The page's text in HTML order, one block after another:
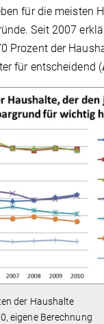
für die meisten
Seit 2007
Prozent der
für entscheidend (
der Haushalte
eigene Berechnung